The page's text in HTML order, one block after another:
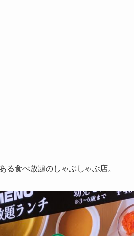
る食べ放題のしゃぶしゃぶ店。